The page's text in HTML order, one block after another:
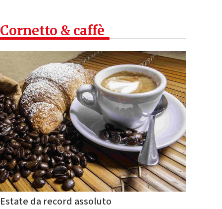
Cornetto & caffè
Estate da record assoluto